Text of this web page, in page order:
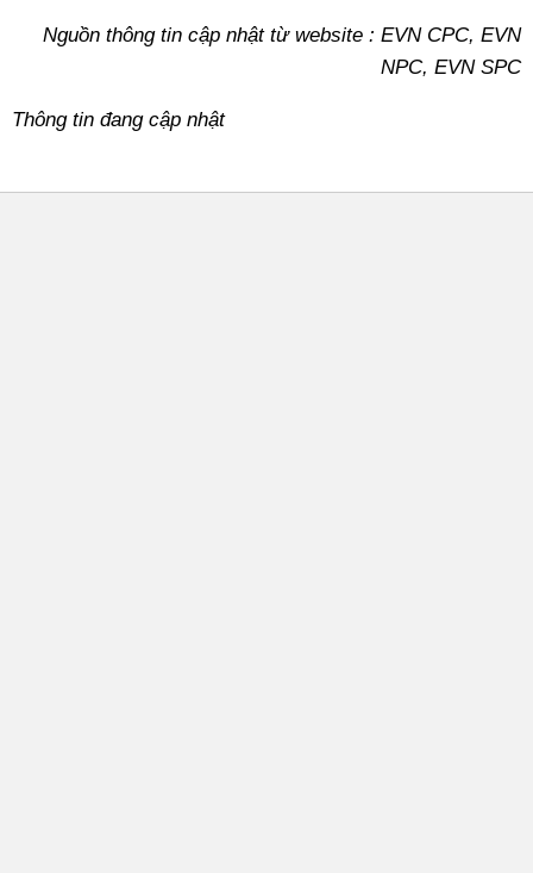
Nguồn thông tin cập nhật từ website : EVN CPC, EVN
NPC, EVN SPC
Thông tin đang cập nhật